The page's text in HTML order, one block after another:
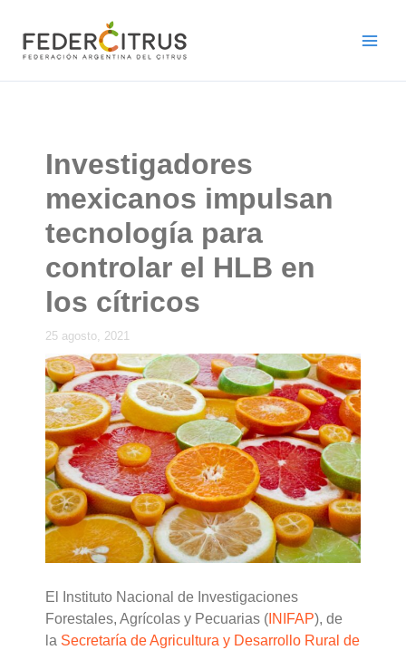
contenido
Investigadores
mexicanos impulsan
tecnología para
controlar el HLB en
los cítricos
25 agosto, 2021
El Instituto Nacional de Investigaciones
Forestales, Agrícolas y Pecuarias ( INIFAP), de
la Secretaría de Agricultura y Desarrollo Rural de